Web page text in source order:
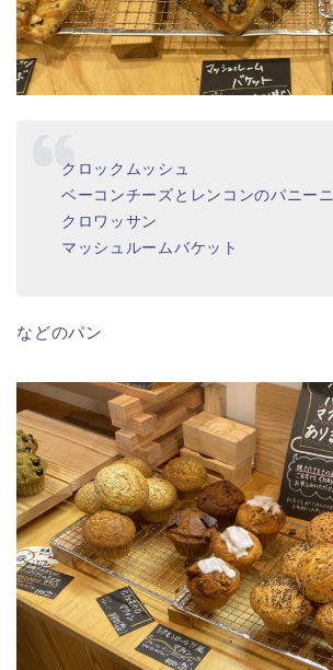
クロックムッシュ
ベーコンチーズとレンコンのパニーニ
クロワッサン
マッシュルームバケット
などのパン